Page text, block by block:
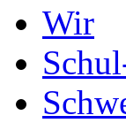
Wir